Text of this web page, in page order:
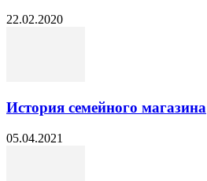
22.02.2020
История семейного магазина
05.04.2021